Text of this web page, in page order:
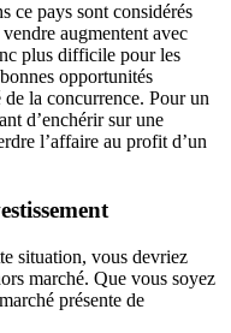
ce pays sont considérés
augmentent avec
plus difficile pour les
opportunités
de la concurrence. Pour un
d’enchérir sur une
l’affaire au profit d’un
situation, vous devriez
marché. Que vous soyez
présente de